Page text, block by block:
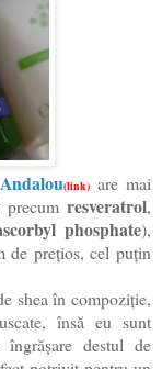
(link)are mai
precumresveratrol,
phosphate),
de prețios, cel puțin
shea în compoziție,
însă eu sunt
destul de